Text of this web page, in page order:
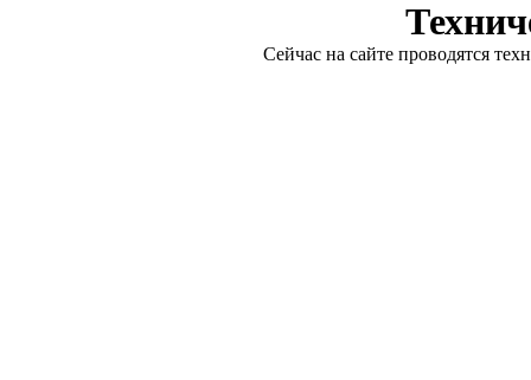
Сейчас на сайте проводятся